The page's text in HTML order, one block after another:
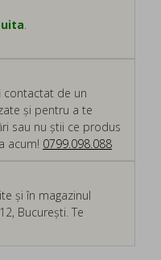
contactat de un
și pentru a te
sau nu știi ce produs
acum! 0799.098.088
.
și în magazinul
București. Te